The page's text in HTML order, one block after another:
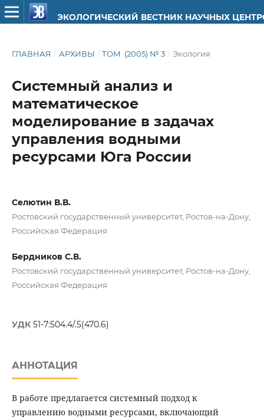
ЭКОЛОГИЧЕСКИЙ ВЕСТНИК НАУЧНЫХ
ГЛАВНАЯ / АРХИВЫ / ТОМ (2005) № 3 / Экология
Системный анализ и
математическое
моделирование в задачах
управления водными
ресурсами Юга России
Селютин В.В.
Ростовский государственный университет, Ростов-на-Дону,
Российская Федерация
Бердников С.В.
Ростовский государственный университет, Ростов-на-Дону,
Российская Федерация
УДК 51-7:504.4/.5(470.6)
АННОТАЦИЯ
В работе предлагается системный подход к
управлению водными ресурсами, включающий